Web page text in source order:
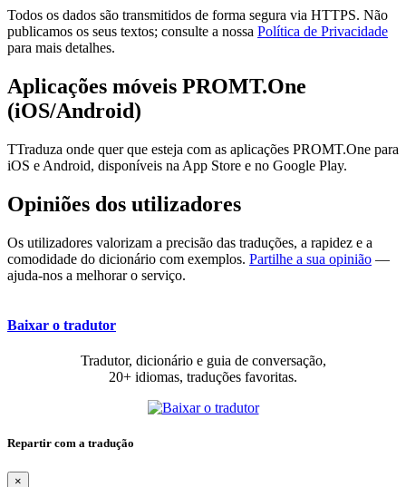
Todos os dados são transmitidos de forma segura via HTTPS. Não
publicamos os seus textos; consulte a nossa Política de Privacidade
para mais detalhes.
Aplicações móveis PROMT.One
(iOS/Android)
TTraduza onde quer que esteja com as aplicações PROMT.One para
iOS e Android, disponíveis na App Store e no Google Play.
Opiniões dos utilizadores
Os utilizadores valorizam a precisão das traduções, a rapidez e a
comodidade do dicionário com exemplos. Partilhe a sua opinião —
ajuda-nos a melhorar o serviço.
Baixar o tradutor
Tradutor, dicionário e guia de conversação,
20+ idiomas, traduções favoritas.
Repartir com a tradução
×